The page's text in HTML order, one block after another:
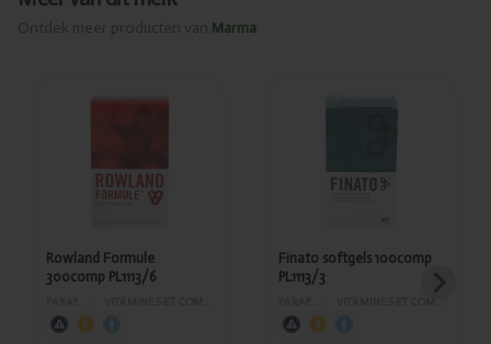
Ontdek meer producten van Marma
Ajouté
PL1113/6
Rowland Formule
300comp PL1113/6
Finato softgels 100comp
PL1113/3